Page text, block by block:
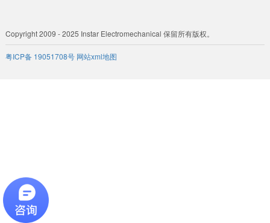
Copyright 2009 - 2025 Instar Electromechanical 保留所有版权。
粤ICP备 19051708号 网站xml地图